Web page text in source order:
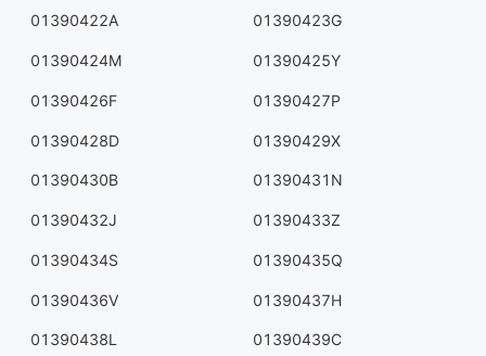
01390422A 01390423G
01390424M 01390425Y
01390426F 01390427P
01390428D 01390429X
01390430B 01390431N
01390432J 01390433Z
01390434S 01390435Q
01390436V 01390437H
01390438L 01390439C